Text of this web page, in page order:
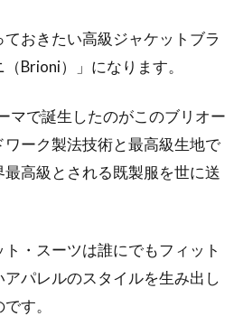
おきたい高級ジャケットブラ
Brioni）」になります。
マで誕生したのがこのブリオー
ーク製法技術と最高級生地で
高級とされる既製服を世に送
・スーツは誰にでもフィット
パレルのスタイルを生み出し
す。